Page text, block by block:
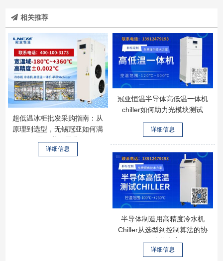
相关推荐
超低温冰柜批发采购指南：从
原理到选型，无锡冠亚如何满
足工业级需求
详细信息
冠亚恒温半导体高低温一体机
chiller如何助力光模块测试
详细信息
半导体制造用高精度冷水机
Chiller从选型到控制算法的协
详细信息